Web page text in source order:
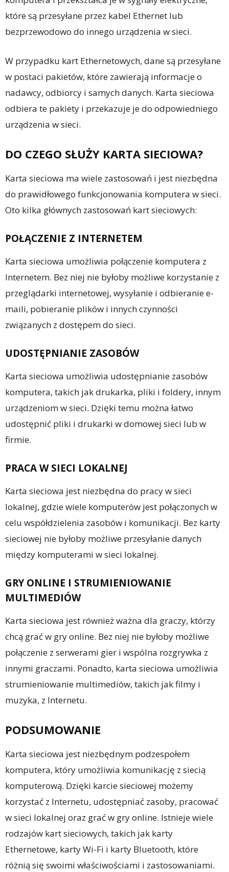
które są przesyłane przez kabel Ethernet lub
bezprzewodowo do innego urządzenia w sieci.
W przypadku kart Ethernetowych, dane są przesyłane
w postaci pakietów, które zawierają informacje o
nadawcy, odbiorcy i samych danych. Karta sieciowa
odbiera te pakiety i przekazuje je do odpowiedniego
urządzenia w sieci.
DO CZEGO SŁUŻY KARTA SIECIOWA?
Karta sieciowa ma wiele zastosowań i jest niezbędna
do prawidłowego funkcjonowania komputera w sieci.
Oto kilka głównych zastosowań kart sieciowych:
POŁĄCZENIE Z INTERNETEM
Karta sieciowa umożliwia połączenie komputera z
Internetem. Bez niej nie byłoby możliwe korzystanie z
przeglądarki internetowej, wysyłanie i odbieranie e-
maili, pobieranie plików i innych czynności
związanych z dostępem do sieci.
UDOSTĘPNIANIE ZASOBÓW
Karta sieciowa umożliwia udostępnianie zasobów
komputera, takich jak drukarka, pliki i foldery, innym
urządzeniom w sieci. Dzięki temu można łatwo
udostępnić pliki i drukarki w domowej sieci lub w
firmie.
PRACA W SIECI LOKALNEJ
Karta sieciowa jest niezbędna do pracy w sieci
lokalnej, gdzie wiele komputerów jest połączonych w
celu współdzielenia zasobów i komunikacji. Bez karty
sieciowej nie byłoby możliwe przesyłanie danych
między komputerami w sieci lokalnej.
GRY ONLINE I STRUMIENIOWANIE
MULTIMEDIÓW
Karta sieciowa jest również ważna dla graczy, którzy
chcą grać w gry online. Bez niej nie byłoby możliwe
połączenie z serwerami gier i wspólna rozgrywka z
innymi graczami. Ponadto, karta sieciowa umożliwia
strumieniowanie multimediów, takich jak filmy i
muzyka, z Internetu.
PODSUMOWANIE
Karta sieciowa jest niezbędnym podzespołem
komputera, który umożliwia komunikację z siecią
komputerową. Dzięki karcie sieciowej możemy
korzystać z Internetu, udostępniać zasoby, pracować
w sieci lokalnej oraz grać w gry online. Istnieje wiele
rodzajów kart sieciowych, takich jak karty
Ethernetowe, karty Wi-Fi i karty Bluetooth, które
różnią się swoimi właściwościami i zastosowaniami.